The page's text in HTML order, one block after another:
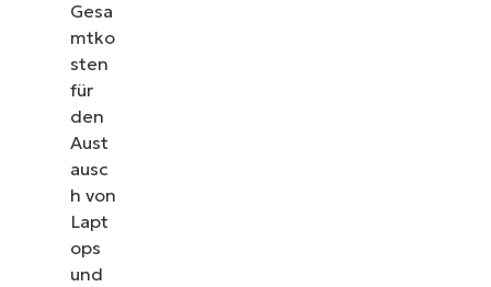
Gesa
mtko
sten
für
den
Aust
ausc
h von
Lapt
ops
und